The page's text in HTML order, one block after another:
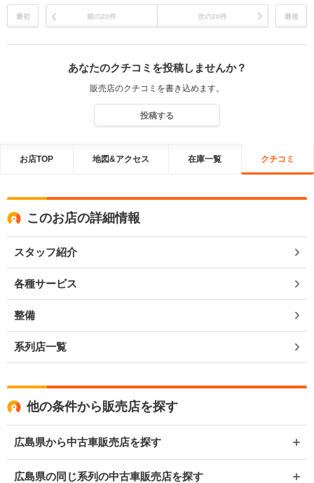
と思っています。 車とは直接関係ないですが、併設されている喫茶店のパン
やコーヒーもおいしかったですよ。
最初 前の20件 次の20件 最後
あなたのクチコミを投稿しませんか？
販売店のクチコミを書き込めます。
投稿する
お店TOP 地図&アクセス 在庫一覧 クチコミ
このお店の詳細情報
スタッフ紹介
各種サービス
整備
系列店一覧
他の条件から販売店を探す
広島県から中古車販売店を探す
広島県の同じ系列の中古車販売店を探す